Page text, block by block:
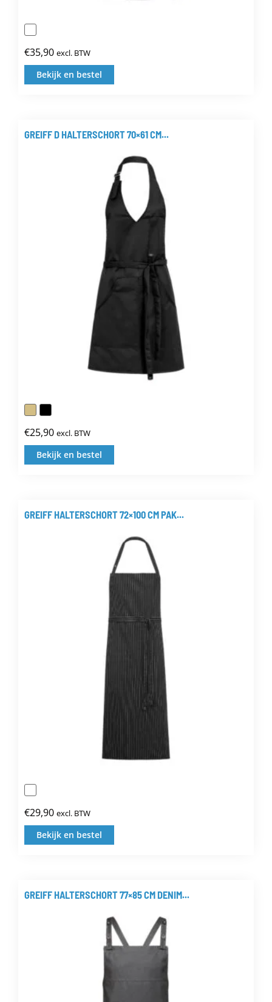
€35,90 excl. BTW
Bekijk en bestel
Dit
meerdere
variaties.
Deze
optie
kan
gekozen
op
de
productpagina
GREIFF D HALTERSCHORT 70×61 CM...
€25,90 excl. BTW
Bekijk en bestel
Dit
meerdere
variaties.
Deze
optie
worden
productpagina
GREIFF HALTERSCHORT 72×100 CM PAK...
€29,90 excl. BTW
Bekijk en bestel
Dit
meerdere
variaties.
Deze
optie
GREIFF HALTERSCHORT 77×85 CM DENIM...